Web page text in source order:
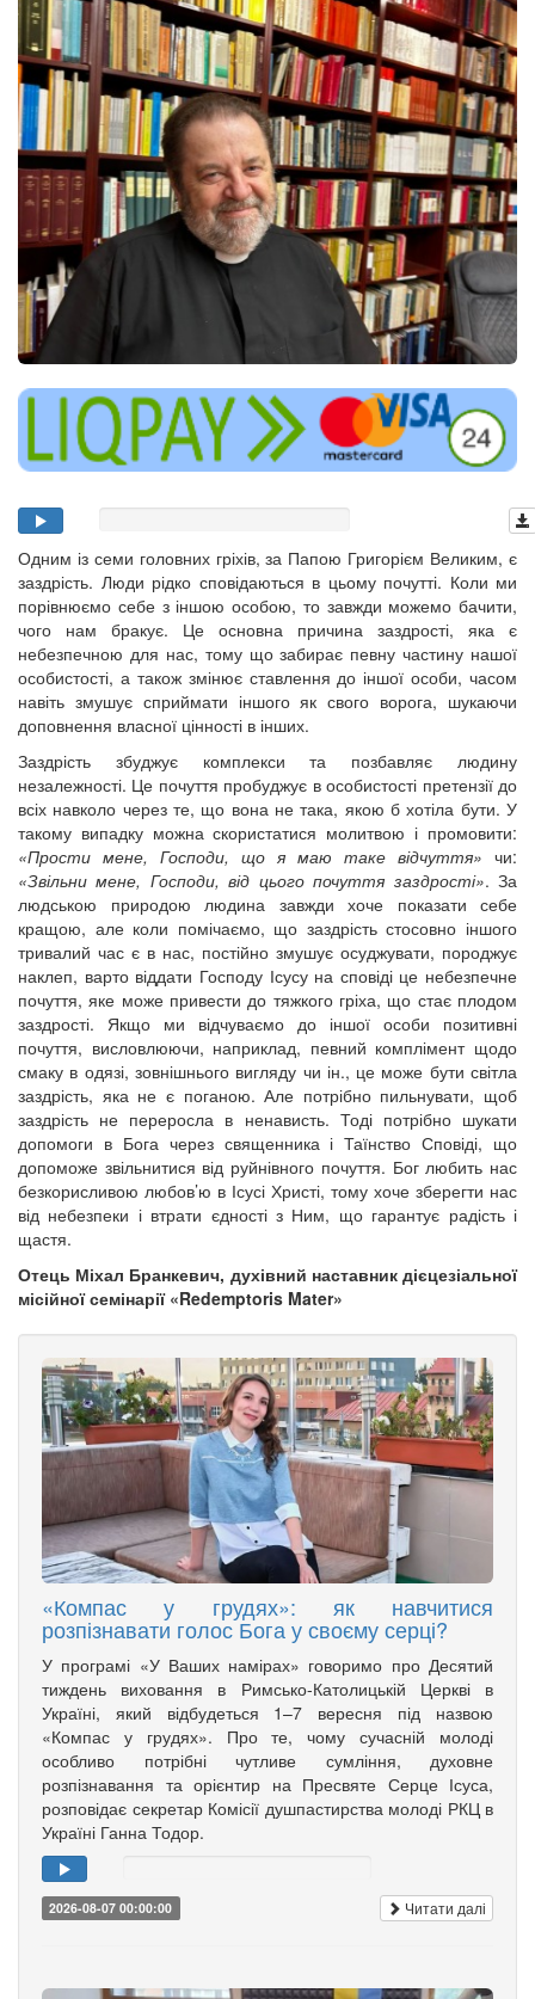
Одним із семи головних гріхів, за Папою Григорієм Великим, є
заздрість. Люди рідко сповідаються в цьому почутті. Коли ми
порівнюємо себе з іншою особою, то завжди можемо бачити,
чого нам бракує. Це основна причина заздрості, яка є
небезпечною для нас, тому що забирає певну частину нашої
особистості, а також змінює ставлення до іншої особи, часом
навіть змушує сприймати іншого як свого ворога, шукаючи
доповнення власної цінності в інших.
Заздрість збуджує комплекси та позбавляє людину
незалежності. Це почуття пробуджує в особистості претензії до
всіх навколо через те, що вона не така, якою б хотіла бути. У
такому випадку можна скористатися молитвою і промовити:
«Прости мене, Господи, що я маю таке відчуття» чи:
«Звільни мене, Господи, від цього почуття заздрості». За
людською природою людина завжди хоче показати себе
кращою, але коли помічаємо, що заздрість стосовно іншого
тривалий час є в нас, постійно змушує осуджувати, породжує
наклеп, варто віддати Господу Ісусу на сповіді це небезпечне
почуття, яке може привести до тяжкого гріха, що стає плодом
заздрості. Якщо ми відчуваємо до іншої особи позитивні
почуття, висловлюючи, наприклад, певний комплімент щодо
смаку в одязі, зовнішнього вигляду чи ін., це може бути світла
заздрість, яка не є поганою. Але потрібно пильнувати, щоб
заздрість не переросла в ненависть. Тоді потрібно шукати
допомоги в Бога через священника і Таїнство Сповіді, що
допоможе звільнитися від руйнівного почуття. Бог любить нас
безкорисливою любов’ю в Ісусі Христі, тому хоче зберегти нас
від небезпеки і втрати єдності з Ним, що гарантує радість і
щастя.
Отець Міхал Бранкевич, духівний наставник дієцезіальної
місійної семінарії «Redemptoris Mater»
«Компас у грудях»: як навчитися
розпізнавати голос Бога у своєму серці?
У програмі «У Ваших намірах» говоримо про Десятий
тиждень виховання в Римсько-Католицькій Церкві в
Україні, який відбудеться 1–7 вересня під назвою
«Компас у грудях». Про те, чому сучасній молоді
особливо потрібні чутливе сумління, духовне
розпізнавання та орієнтир на Пресвяте Серце Ісуса,
розповідає секретар Комісії душпастирства молоді РКЦ в
Україні Ганна Тодор.
2026-08-07 00:00:00 Читати далі